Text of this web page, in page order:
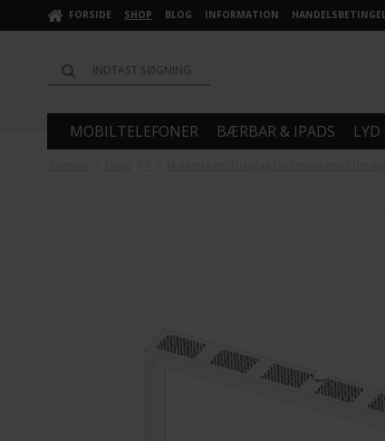
FORSIDE SHOP BLOG INFORMATION
MOBILTELEFONER BÆRBAR & IPADS LYD